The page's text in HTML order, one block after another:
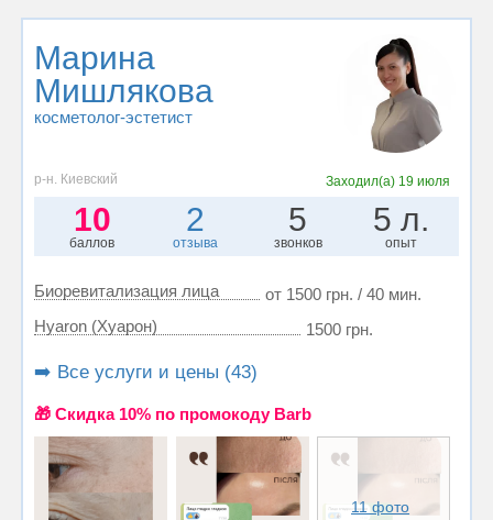
Марина
Мишлякова
косметолог-эстетист
р-н. Киевский Заходил(а) 19 июля
10
баллов
2
отзыва
5
звонков
5 л.
опыт
Биоревитализация лица
от 1500 грн. / 40 мин.
Hyaron (Хуарон)
1500 грн.
➡️ Все услуги и цены (43)
🎁 Cкидка 10% по промокоду Barb
11 фото